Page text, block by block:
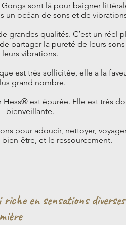
Gongs sont là pour baigner
un océan de sons et de
grandes qualités. C’est un réel
partager la pureté de leurs
leurs vibrations.
est très sollicitée, elle a la
grand nombre.
Hess® est épurée. Elle est très
bienveillante.
pour adoucir, nettoyer,
bien-être, et le ressourcement.
riche en sensations